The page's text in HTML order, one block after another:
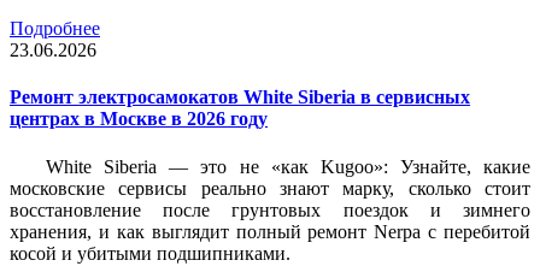
Подробнее
23.06.2026
Ремонт электросамокатов White Siberia в сервисных
центрах в Москве в 2026 году
White Siberia — это не «как Kugoo»: Узнайте, какие
московские сервисы реально знают марку, сколько стоит
восстановление после грунтовых поездок и зимнего
хранения, и как выглядит полный ремонт Nerpa с перебитой
косой и убитыми подшипниками.